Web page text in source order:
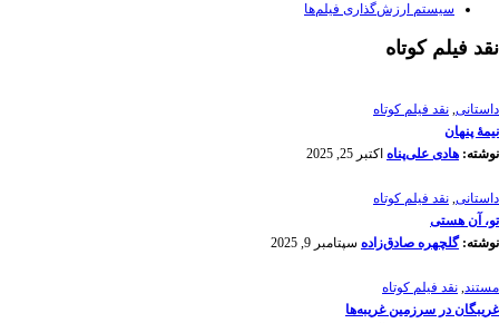
سیستم ارزش‌گذاری فیلم‌ها
نقد فیلم کوتاه
داستانی, نقد فیلم کوتاه
نیمۀ پنهان
نوشته: هادی علی‌پناه اکتبر 25, 2025
داستانی, نقد فیلم کوتاه
تو، آن هستی
نوشته:گلچهره صادق‌زاده سپتامبر 9, 2025
مستند, نقد فیلم کوتاه
غریبگان در سرزمین غریبه‌ها